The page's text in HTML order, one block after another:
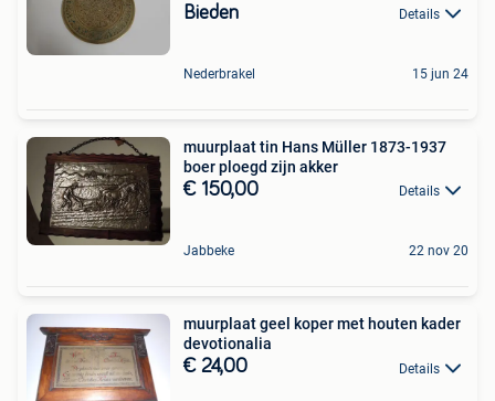
Bieden Details
Nederbrakel 15 jun 24
muurplaat tin Hans Müller 1873-1937
boer ploegd zijn akker
€ 150,00 Details
Jabbeke 22 nov 20
muurplaat geel koper met houten kader
devotionalia
€ 24,00 Details